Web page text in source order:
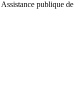
Assistance publique de